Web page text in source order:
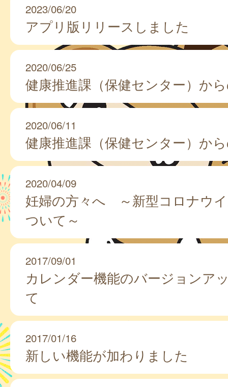
2023/06/20
アプリ版リリースしました
2020/06/25
健康推進課（保健センター）か
2020/06/11
健康推進課（保健センター）か
2020/04/09
妊婦の方々へ ～新型コロナウ
ついて～
2017/09/01
カレンダー機能のバージョンア
て
2017/01/16
新しい機能が加わりました